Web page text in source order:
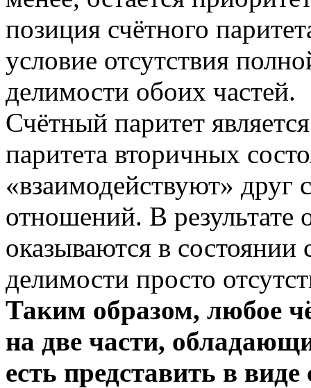
позиция счётного
условие отсутствия
делимости обоих частей.
Счётный паритет
паритета вторичных
«взаимодействуют» друг
отношений. В результате
оказываются в
делимости просто
Таким образом, любое
на две части,
есть представить в